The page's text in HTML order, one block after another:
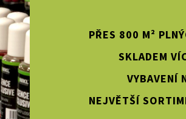
PŘES 800 M²
SKLADEM
VYBAVENÍ
NEJVĚTŠÍ